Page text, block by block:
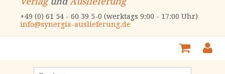
+49 (0) 61 54 - 60 39 5-0 (werktags 9:00 - 17:00 Uhr)
info@synergia-auslieferung.de